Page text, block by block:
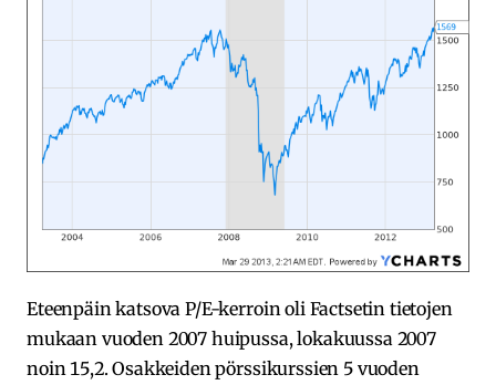
Eteenpäin katsova P/E-kerroin oli Factsetin tietojen
mukaan vuoden 2007 huipussa, lokakuussa 2007
noin 15,2. Osakkeiden pörssikurssien 5 vuoden